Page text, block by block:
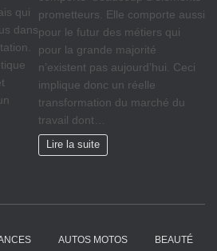
qui
dans
prometteurs. Elle comporte aussi
pour le futur des métiers qui
pour la grande majorité
n’existent pas aujourd’hui. Ceci
implique donc un réelle
transformation du marché du
travail dont…
Lire la suite
AUTOS MOTOS BEAUTÉ